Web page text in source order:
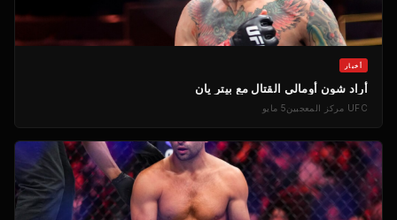
أخبار
أراد شون أومالي القتال مع بيتر يان
UFC مركز المعجبين5 مايو